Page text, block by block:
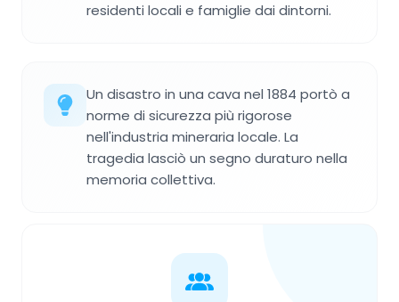
residenti locali e famiglie dai dintorni.
Un disastro in una cava nel 1884 portò a
norme di sicurezza più rigorose
nell'industria mineraria locale. La
tragedia lasciò un segno duraturo nella
memoria collettiva.